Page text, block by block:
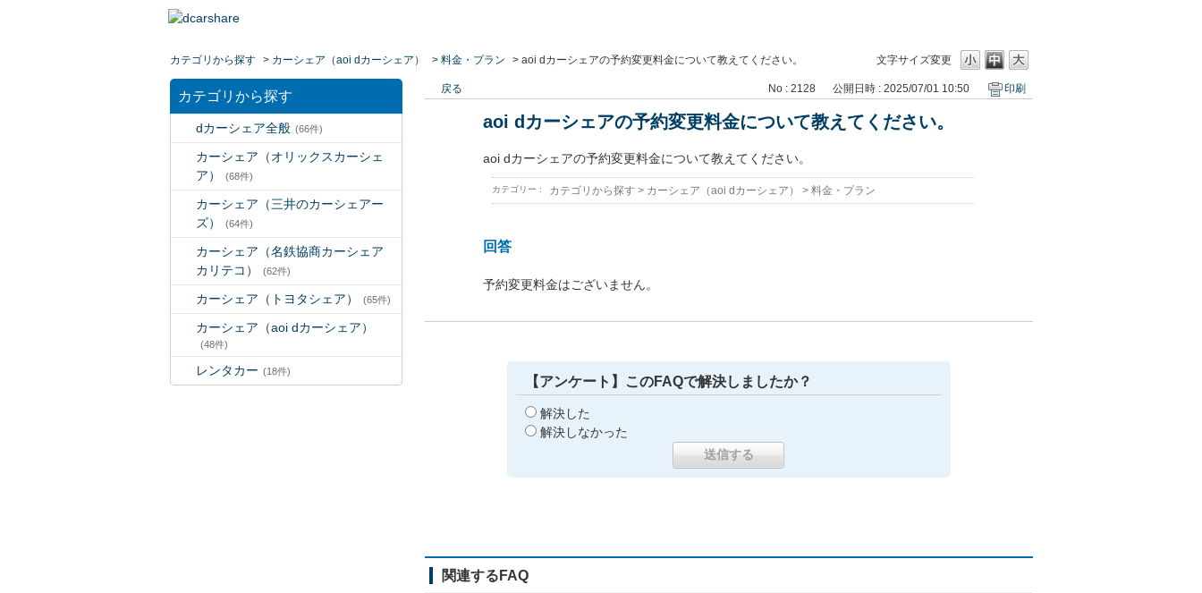
文字サイズ変更
カテゴリから探す > カーシェア（aoi dカーシェア） > 料金・プラン > aoi dカーシェアの予約変更料金について教えてください。
カテゴリから探す
dカーシェア全般 (66件)
カーシェア（オリックスカーシェ
ア）
(68件)
カーシェア（三井のカーシェアー
ズ）
(64件)
カーシェア（名鉄協商カーシェア
カリテコ）
(62件)
カーシェア（トヨタシェア） (65件)
カーシェア（aoi dカーシェア）
(48件)
レンタカー (18件)
戻る No : 2128 公開日時 : 2025/07/01 10:50 印刷
aoi dカーシェアの予約変更料金について教えてください。
aoi dカーシェアの予約変更料金について教えてください。
カテゴリー : カテゴリから探す > カーシェア（aoi dカーシェア） > 料金・プラン
回答
予約変更料金はございません。
【アンケート】このFAQで解決しましたか？
解決した
解決しなかった
関連するFAQ